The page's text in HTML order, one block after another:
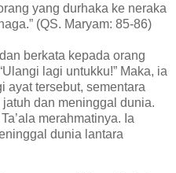
yang durhaka ke neraka
(QS. Maryam: 85-86)
berkata kepada orang
lagi untukku!” Maka, ia
ayat tersebut, sementara
dan meninggal dunia.
merahmatinya. Ia
dunia lantara